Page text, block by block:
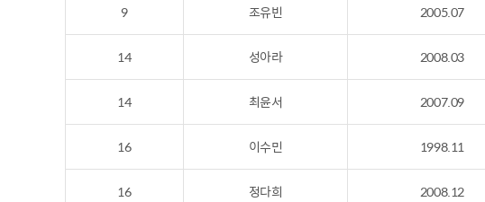
9 조유빈 2005.07
14 성아라 2008.03
14 최윤서 2007.09
16 이수민 1998.11
16 정다희 2008.12